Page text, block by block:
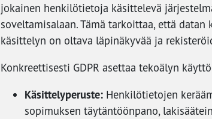
jokainen henkilötietoja käsittelevä
soveltamisalaan. Tämä tarkoittaa, että
käsittelyn on oltava läpinäkyvää ja
Konkreettisesti GDPR asettaa tekoälyn
Käsittelyperuste: Henkilötietojen
sopimuksen täytäntöönpano,